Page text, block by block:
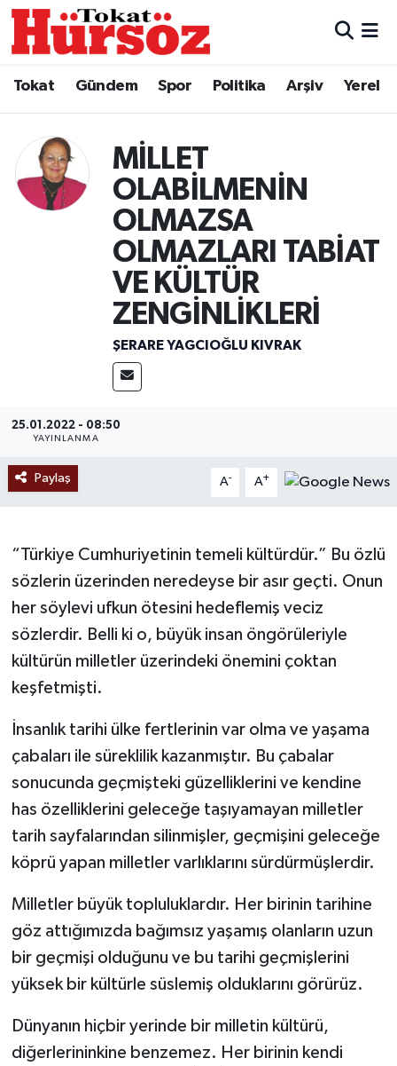
Tokat Gündem Spor Politika Arşiv Yerel
MİLLET
OLABİLMENİN
OLMAZSA
OLMAZLARI TABİAT
VE KÜLTÜR
ZENGİNLİKLERİ
ŞERARE YAGCIOĞLU KIVRAK
25.01.2022 - 08:50
YAYINLANMA
Paylaş A- A+
“Türkiye Cumhuriyetinin temeli kültürdür.” Bu özlü
sözlerin üzerinden neredeyse bir asır geçti. Onun
her söylevi ufkun ötesini hedeflemiş veciz
sözlerdir. Belli ki o, büyük insan öngörüleriyle
kültürün milletler üzerindeki önemini çoktan
keşfetmişti.
İnsanlık tarihi ülke fertlerinin var olma ve yaşama
çabaları ile süreklilik kazanmıştır. Bu çabalar
sonucunda geçmişteki güzelliklerini ve kendine
has özelliklerini geleceğe taşıyamayan milletler
tarih sayfalarından silinmişler, geçmişini geleceğe
köprü yapan milletler varlıklarını sürdürmüşlerdir.
Milletler büyük topluluklardır. Her birinin tarihine
göz attığımızda bağımsız yaşamış olanların uzun
bir geçmişi olduğunu ve bu tarihi geçmişlerini
yüksek bir kültürle süslemiş olduklarını görürüz.
Dünyanın hiçbir yerinde bir milletin kültürü,
diğerlerininkine benzemez. Her birinin kendi
Türkiye Gündemi
Gündem
Asayiş
Tokat Spor
Ekonomi
Sağlık
Hava Durumu
Tokat Namaz Vakitleri
Trafik Durumu
Süper Lig Puan Durumu ve Fikstür
Tüm Manşetler
Son Dakika Haberleri
Haber Arşivi